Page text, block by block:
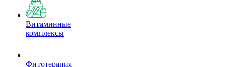
Витаминные
комплексы
Фитотерапия